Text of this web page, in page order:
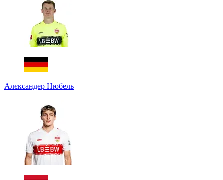
Алєксандер Нюбель